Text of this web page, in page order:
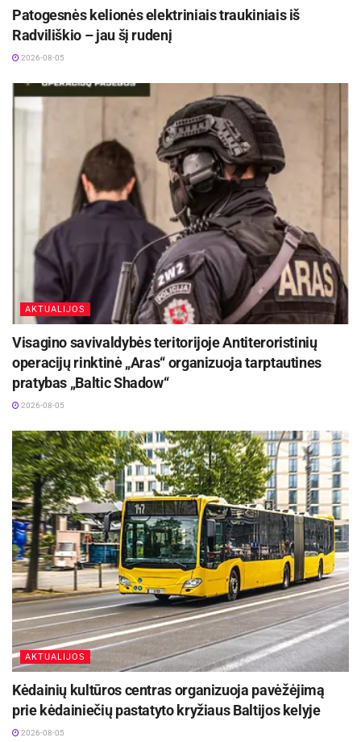
Šaltinis: Molėtų rajono savivaldybė
Patogesnės kelionės elektriniais traukiniais iš
Radviliškio – jau šį rudenį
2026-08-05
AKTUALIJOS
Visagino savivaldybės teritorijoje Antiteroristinių
operacijų rinktinė „Aras“ organizuoja tarptautines
pratybas „Baltic Shadow“
2026-08-05
AKTUALIJOS
Kėdainių kultūros centras organizuoja pavėžėjimą
prie kėdainiečių pastatyto kryžiaus Baltijos kelyje
2026-08-05